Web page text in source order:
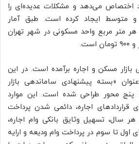
اختصاص می‌دهد و مشکلات عدیده‌ای را
متوسط ایجاد کرده است. طبق آمار
هر متر مربع واحد مسکونی در شهر تهران
مسکن و اجاره برآمده است. در این
«بسته پیشنهادی ساماندهی بازار
پنج محور طراحی شده است. این موارد
اجاره، دائمی شدن پرداخت
سال، تسهیل وثایق بانکی وام اجاره،
اول تا سوم در پرداخت وام ودیعه و ارایه